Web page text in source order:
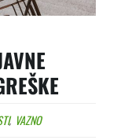
, VAZNO